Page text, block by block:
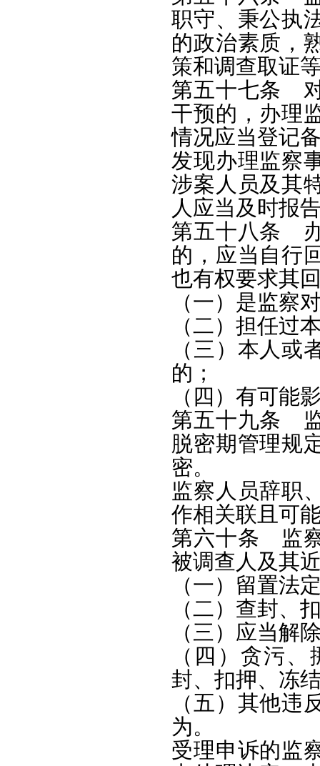
职守、秉公执
的政治素质，
策和调查取证
第五十七条
干预的，办理
情况应当登记
发现办理监察
涉案人员及其
人应当及时报
第五十八条
的，应当自行
也有权要求其
（一）是监察
（二）担任过
（三）本人或
的；
（四）有可能
第五十九条
脱密期管理规
密。
监察人员辞职
作相关联且可
第六十条 监
被调查人及其
（一）留置法
（二）查封、
（三）应当解
（四）贪污
封、扣押、冻
（五）其他违
为。
受理申诉的监